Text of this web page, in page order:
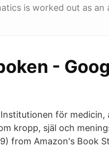
is worked out as an
-
för medicin,
kropp, själ och
from Amazon's Book